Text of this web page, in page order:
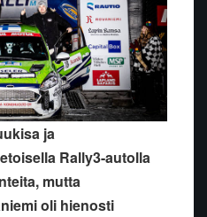
ja
Rally3-autolla
mutta
oli hienosti